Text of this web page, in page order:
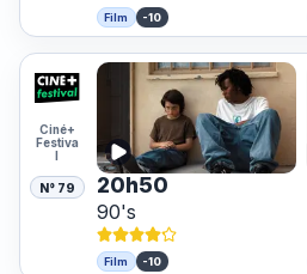
Film -10
Ciné+
Festiva
l
N° 79 20h50
90's
Film -10